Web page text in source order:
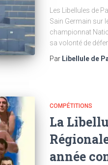
Les Libellules de
Sain Germain sur
championnat
sa volonté de
Par Libellule de
COMPÉTITIONS
La
année